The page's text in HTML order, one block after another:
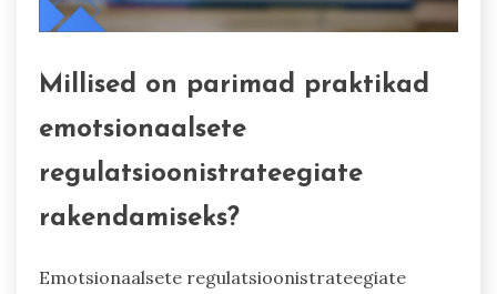
Millised on parimad praktikad
emotsionaalsete
regulatsioonistrateegiate
rakendamiseks?
Emotsionaalsete regulatsioonistrateegiate